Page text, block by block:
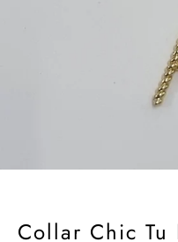
Collar Chic Tu